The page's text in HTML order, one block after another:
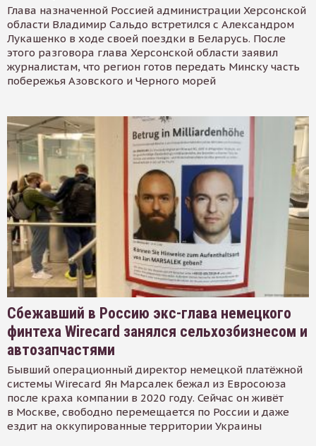
Глава назначенной Россией администрации Херсонской
области Владимир Сальдо встретился с Александром
Лукашенко в ходе своей поездки в Беларусь. После
этого разговора глава Херсонской области заявил
журналистам, что регион готов передать Минску часть
побережья Азовского и Черного морей
Сбежавший в Россию экс-глава немецкого
финтеха Wirecard занялся сельхозбизнесом и
автозапчастями
Бывший операционный директор немецкой платёжной
системы Wirecard Ян Марсалек бежал из Евросоюза
после краха компании в 2020 году. Сейчас он живёт
в Москве, свободно перемещается по России и даже
ездит на оккупированные территории Украины